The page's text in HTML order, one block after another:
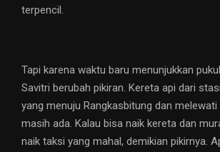
terpencil.
Tapi karena waktu baru menunjukkan
Savitri berubah pikiran. Kereta api dari
yang menuju Rangkasbitung dan melewati
masih ada. Kalau bisa naik kereta dan
naik taksi yang mahal, demikian pikirnya.